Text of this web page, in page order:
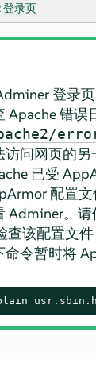
登录页
登录
Apache 错误
访问网页的另
已受
配置文
Adminer。请
查该配置文
令暂时将